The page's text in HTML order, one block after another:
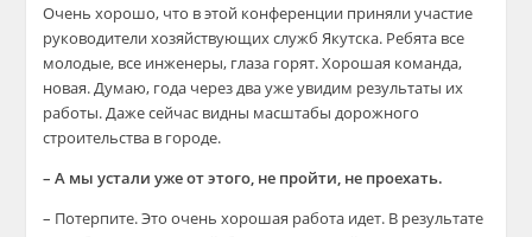
Очень хорошо, что в этой конференции приняли участие
руководители хозяйствующих служб Якутска. Ребята все
молодые, все инженеры, глаза горят. Хорошая команда,
новая. Думаю, года через два уже увидим результаты их
работы. Даже сейчас видны масштабы дорожного
строительства в городе.
– А мы устали уже от этого, не пройти, не проехать.
– Потерпите. Это очень хорошая работа идет. В результате